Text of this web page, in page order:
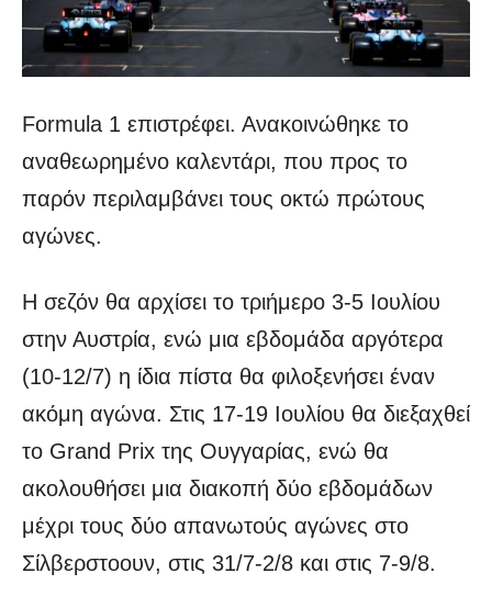
Formula 1 επιστρέφει. Ανακοινώθηκε το
αναθεωρημένο καλεντάρι, που προς το
παρόν περιλαμβάνει τους οκτώ πρώτους
αγώνες.
Η σεζόν θα αρχίσει το τριήμερο 3-5 Ιουλίου
στην Αυστρία, ενώ μια εβδομάδα αργότερα
(10-12/7) η ίδια πίστα θα φιλοξενήσει έναν
ακόμη αγώνα. Στις 17-19 Ιουλίου θα διεξαχθεί
το Grand Prix της Ουγγαρίας, ενώ θα
ακολουθήσει μια διακοπή δύο εβδομάδων
μέχρι τους δύο απανωτούς αγώνες στο
Σίλβερστοουν, στις 31/7-2/8 και στις 7-9/8.